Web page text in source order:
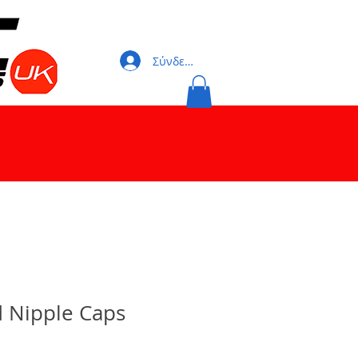
Σύνδεση
Nipple Caps